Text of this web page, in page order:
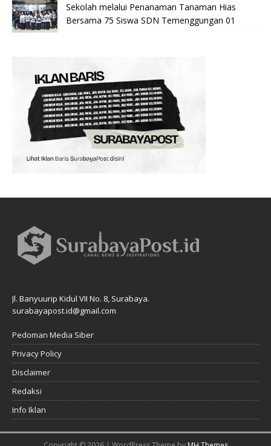
Sekolah melalui Penanaman Tanaman Hias
Bersama 75 Siswa SDN Temenggungan 01
Jl. Banyuurip Kidul VII No. 8, Surabaya.
surabayapost.id@gmail.com
Pedoman Media Siber
Privacy Policy
Disclaimer
Redaksi
Info Iklan